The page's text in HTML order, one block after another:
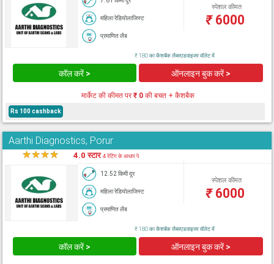
महिला रेडियोलाजिस्ट
प्रमाणित लैब
स्पेशल कीमत
₹6000
₹ 180 का कैशबैक लैब्सएडवाइजर वॉलेट में
कॉल करें > ऑनलाइन बुक करें >
मार्केट की कीमत पर₹ 0की बचत + कैशबैक
Rs 100 cashback
Aarthi Diagnostics, Porur
★★★★ 4.0 स्टार4 रेटिंग के आधार पे
12.52 किमी दूर
महिला रेडियोलाजिस्ट
प्रमाणित लैब
स्पेशल कीमत
₹6000
₹ 180 का कैशबैक लैब्सएडवाइजर वॉलेट में
कॉल करें > ऑनलाइन बुक करें >